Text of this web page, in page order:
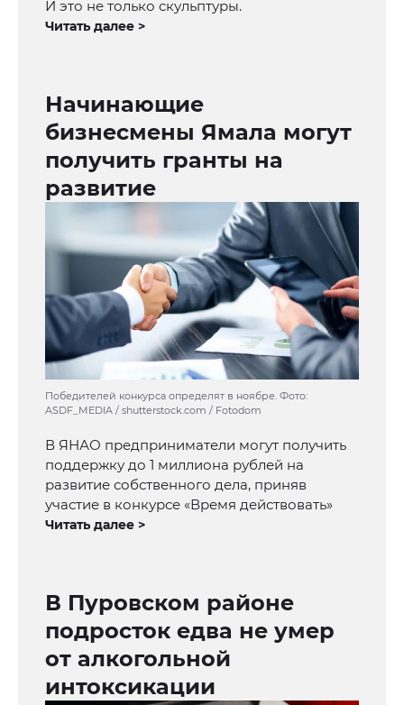
И это не только скульптуры.
Читать далее >
Начинающие
бизнесмены Ямала могут
получить гранты на
развитие
Победителей конкурса определят в ноябре. Фото:
ASDF_MEDIA / shutterstock.com / Fotodom
В ЯНАО предприниматели могут получить
поддержку до 1 миллиона рублей на
развитие собственного дела, приняв
участие в конкурсе «Время действовать»
Читать далее >
В Пуровском районе
подросток едва не умер
от алкогольной
интоксикации